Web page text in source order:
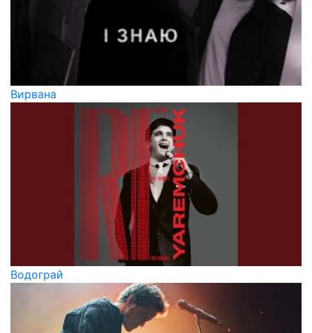
Вирвана
Водограй